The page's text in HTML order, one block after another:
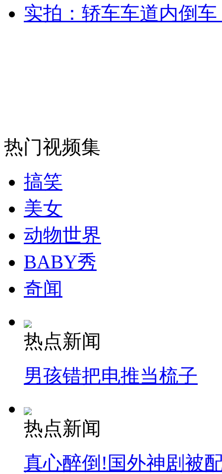
消防员救轻生者 花炮节热闹非凡 减压"枕头大战"
实拍：轿车车道内倒
热门视频集
搞笑
美女
动物世界
BABY秀
奇闻
热点新闻
男孩错把电推当梳子
热点新闻
真心醉倒!国外神剧被